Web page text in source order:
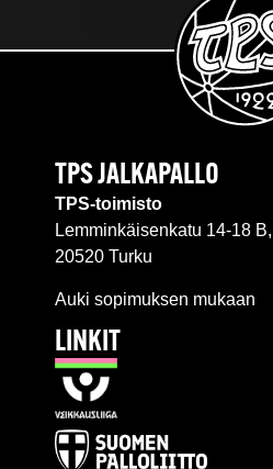
TPS JALKAPALLO
TPS-toimisto
Lemminkäisenkatu 14-18
20520 Turku
Auki sopimuksen mukaan
LINKIT